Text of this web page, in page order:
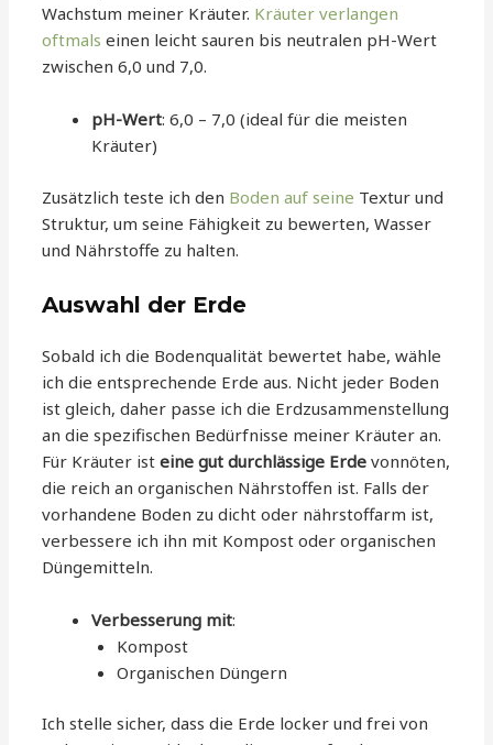
Wachstum meiner Kräuter. Kräuter verlangen
oftmals einen leicht sauren bis neutralen pH-Wert
zwischen 6,0 und 7,0.
pH-Wert: 6,0 – 7,0 (ideal für die meisten
Kräuter)
Zusätzlich teste ich den Boden auf seine Textur und
Struktur, um seine Fähigkeit zu bewerten, Wasser
und Nährstoffe zu halten.
Auswahl der Erde
Sobald ich die Bodenqualität bewertet habe, wähle
ich die entsprechende Erde aus. Nicht jeder Boden
ist gleich, daher passe ich die Erdzusammenstellung
an die spezifischen Bedürfnisse meiner Kräuter an.
Für Kräuter isteine gut durchlässige Erde vonnöten,
die reich an organischen Nährstoffen ist. Falls der
vorhandene Boden zu dicht oder nährstoffarm ist,
verbessere ich ihn mit Kompost oder organischen
Düngemitteln.
Verbesserung mit:
Kompost
Organischen Düngern
Ich stelle sicher, dass die Erde locker und frei von